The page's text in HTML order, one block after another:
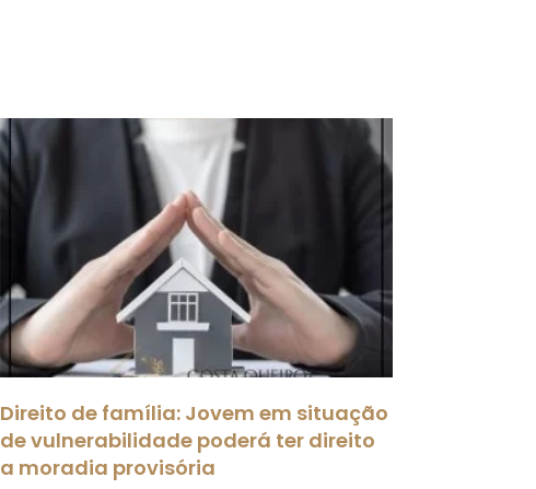
Direito de família: Jovem em situação
de vulnerabilidade poderá ter direito
a moradia provisória